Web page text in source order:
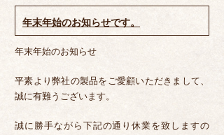
ー
年末年始のお知らせです。
年末年始のお知らせ
平素より弊社の製品をご愛顧いただきまして、
誠に有難うございます。
誠に勝手ながら下記の通り休業を致しますの